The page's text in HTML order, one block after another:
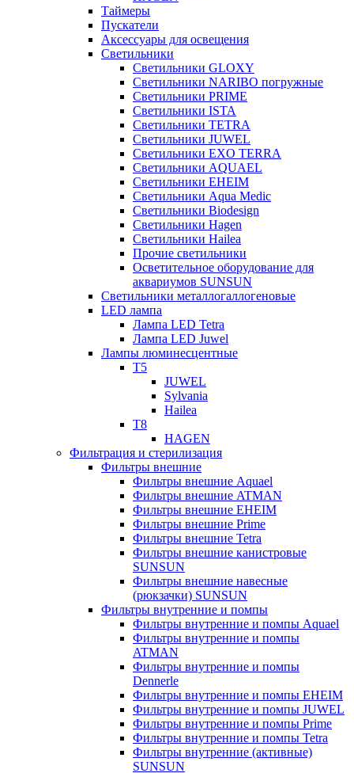
Таймеры
Пускатели
Аксессуары для освещения
Светильники
Светильники GLOXY
Светильники NARIBO погружные
Светильники PRIME
Светильники ISTA
Светильники TETRA
Светильники JUWEL
Светильники EXO TERRA
Светильники AQUAEL
Светильники EHEIM
Светильники Aqua Medic
Светильники Biodesign
Светильники Hagen
Светильники Hailea
Прочие светильники
Осветительное оборудование для
аквариумов SUNSUN
Светильники металлогаллогеновые
LED лампа
Лампа LED Tetra
Лампа LED Juwel
Лампы люминесцентные
T5
JUWEL
Sylvania
Hailea
T8
HAGEN
Фильтрация и стерилизация
Фильтры внешние
Фильтры внешние Aquael
Фильтры внешние ATMAN
Фильтры внешние EHEIM
Фильтры внешние Prime
Фильтры внешние Tetra
Фильтры внешние канистровые
SUNSUN
Фильтры внешние навесные
(рюкзачки) SUNSUN
Фильтры внутренние и помпы
Фильтры внутренние и помпы Aquael
Фильтры внутренние и помпы
ATMAN
Фильтры внутренние и помпы
Dennerle
Фильтры внутренние и помпы EHEIM
Фильтры внутренние и помпы JUWEL
Фильтры внутренние и помпы Prime
Фильтры внутренние и помпы Tetra
Фильтры внутренние (активные)
SUNSUN